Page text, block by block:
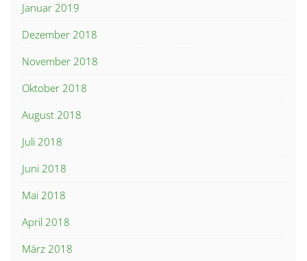
Januar 2019
Dezember 2018
November 2018
Oktober 2018
August 2018
Juli 2018
Juni 2018
Mai 2018
April 2018
März 2018